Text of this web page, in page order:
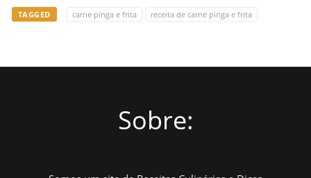
TAGGED carne pinga e frita receita de carne pinga e frita
Sobre: